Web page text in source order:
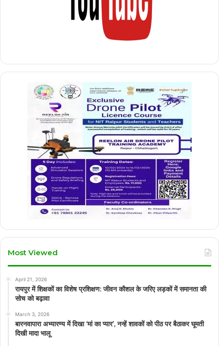
Most Viewed
April 21, 2026
रायपुर में शिक्षकों का विशेष प्रशिक्षण: जीवन कौशल के जरिए लड़कों में समानता की
सोच को बढ़ावा
March 3, 2026
बारनवापारा अभ्यारण्य में दिखा ‘मां का प्यार’, नन्हें शावकों को पीठ पर बैठाकर घूमती
दिखी मादा भालू